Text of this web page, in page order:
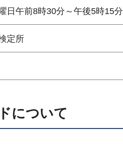
日午前8時30分～午後5時15分
定所
について